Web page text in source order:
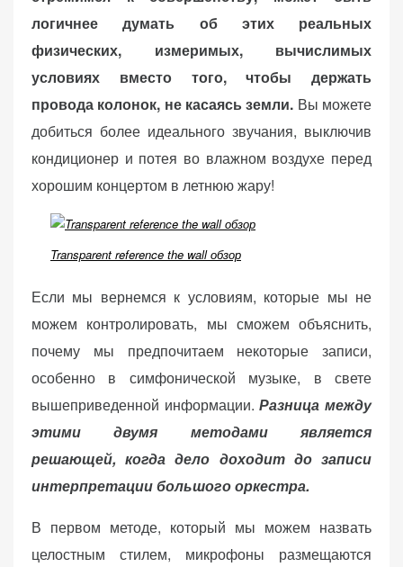
логичнее думать об этих реальных
физических, измеримых, вычислимых
условиях вместо того, чтобы держать
провода колонок, не касаясь земли. Вы можете
добиться более идеального звучания, выключив
кондиционер и потея во влажном воздухе перед
хорошим концертом в летнюю жару!
Transparent reference the wall обзор
Если мы вернемся к условиям, которые мы не
можем контролировать, мы сможем объяснить,
почему мы предпочитаем некоторые записи,
особенно в симфонической музыке, в свете
вышеприведенной информации.Разница между
этими двумя методами является
решающей, когда дело доходит до записи
интерпретации большого оркестра.
В первом методе, который мы можем назвать
целостным стилем, микрофоны размещаются